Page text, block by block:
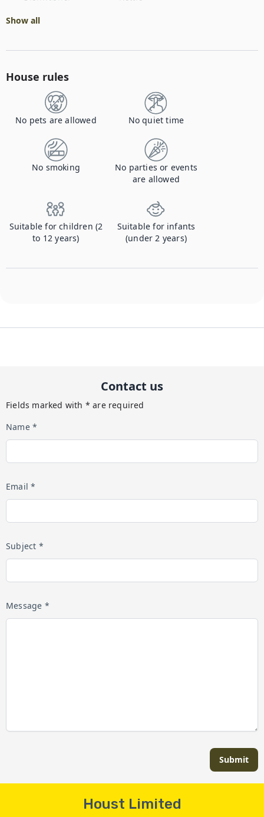
Show all
House rules
No pets are allowed No quiet time
No smoking
No parties or events
are allowed
Suitable for children (2
to 12 years)
Suitable for infants
(under 2 years)
Contact us
Fields marked with * are required
Name *
Email *
Subject *
Message *
Submit
Houst Limited